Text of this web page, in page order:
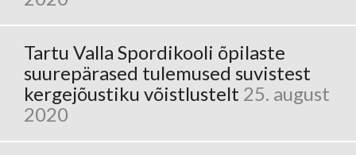
Tartu Valla Spordikooli õpilaste
suurepärased tulemused suvistest
kergejõustiku võistlustelt 25. august
2020